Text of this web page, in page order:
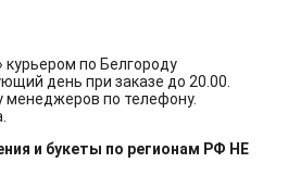
курьером по Белгороду
день при заказе до 20.00.
по телефону.
и букеты по регионам РФ НЕ